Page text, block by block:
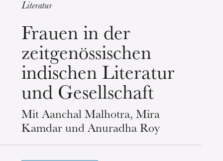
Literatur
Frauen in der
zeitgenössischen
indischen Literatur
und Gesellschaft
Mit Aanchal Malhotra, Mira
Kamdar und Anuradha Roy